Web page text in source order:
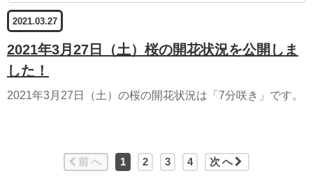
2021.03.27
2021年3月27日（土）桜の開花状況を公開しま
した！
2021年3月27日（土）の桜の開花状況は「7分咲き」です。
前へ 1 2 3 4 次へ